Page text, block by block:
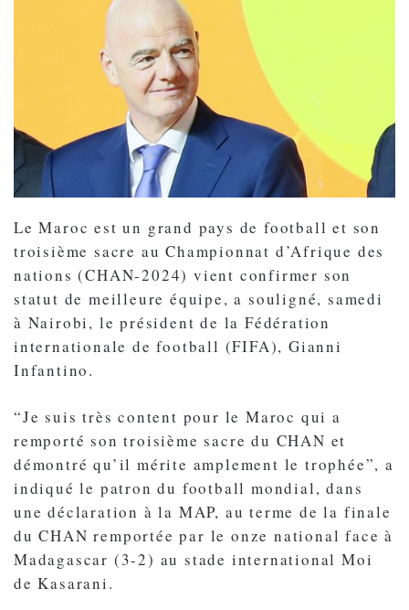
Le Maroc est un grand pays de football et son
troisième sacre au Championnat d’Afrique des
nations (CHAN-2024) vient confirmer son
statut de meilleure équipe, a souligné, samedi
à Nairobi, le président de la Fédération
internationale de football (FIFA), Gianni
Infantino.
“Je suis très content pour le Maroc qui a
remporté son troisième sacre du CHAN et
démontré qu’il mérite amplement le trophée”, a
indiqué le patron du football mondial, dans
une déclaration à la MAP, au terme de la finale
du CHAN remportée par le onze national face à
Madagascar (3-2) au stade international Moi
de Kasarani.